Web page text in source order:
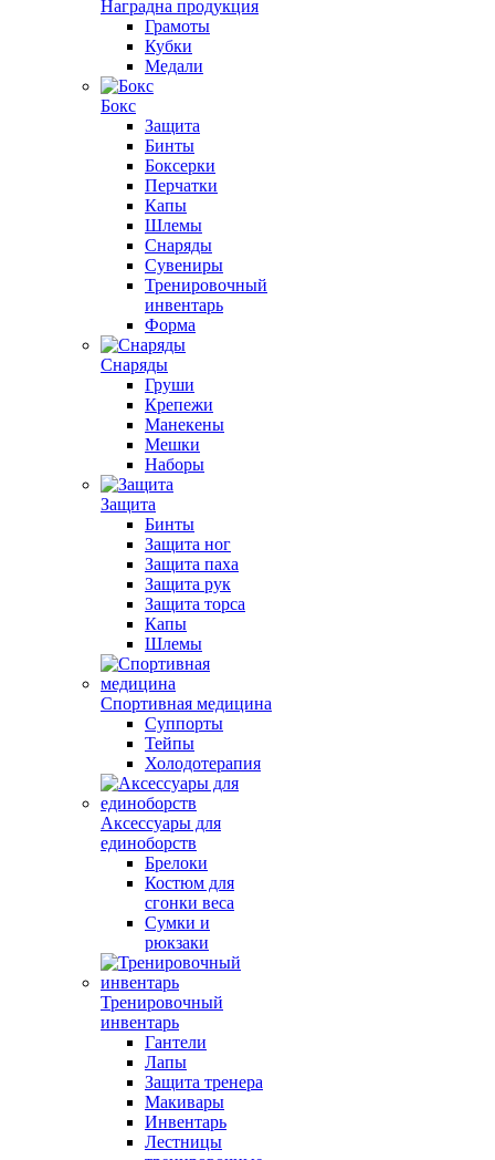
Наградна продукция
Грамоты
Кубки
Медали
Бокс
Защита
Бинты
Боксерки
Перчатки
Капы
Шлемы
Снаряды
Сувениры
Тренировочный
инвентарь
Форма
Снаряды
Груши
Крепежи
Манекены
Мешки
Наборы
Защита
Бинты
Защита ног
Защита паха
Защита рук
Защита торса
Капы
Шлемы
Спортивная медицина
Суппорты
Тейпы
Холодотерапия
Аксессуары для
единоборств
Брелоки
Костюм для
сгонки веса
Сумки и
рюкзаки
Тренировочный
инвентарь
Гантели
Лапы
Защита тренера
Макивары
Инвентарь
Лестницы